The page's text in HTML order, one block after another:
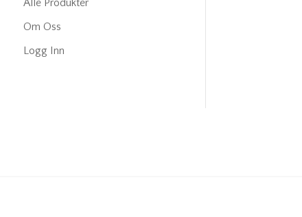
Alle Produkter
Om Oss
Logg Inn